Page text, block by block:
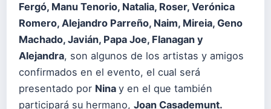
Fergó, Manu Tenorio, Natalia, Roser, Verónica
Romero, Alejandro Parreño, Naim, Mireia, Geno
Machado, Javián, Papa Joe, Flanagan y
Alejandra, son algunos de los artistas y amigos
confirmados en el evento, el cual será
presentado por Nina y en el que también
participará su hermano, Joan Casademunt.